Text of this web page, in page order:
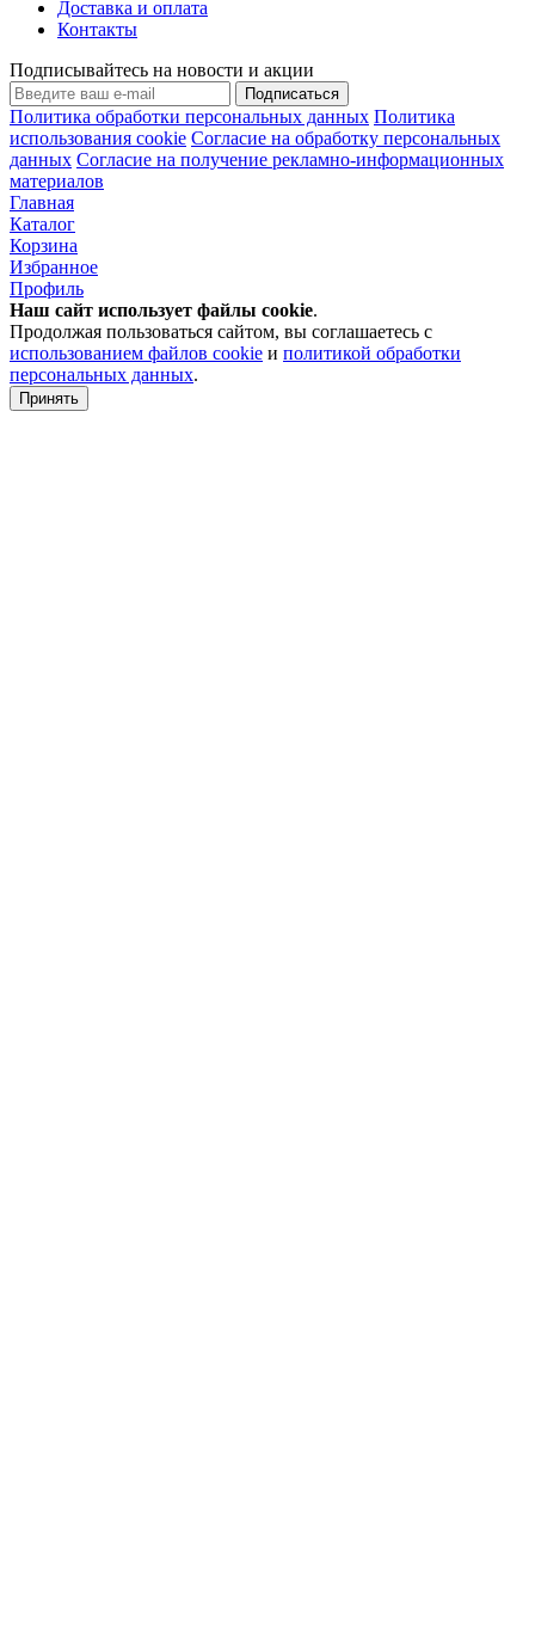
Доставка и оплата
Контакты
Подписывайтесь на новости и акции
Подписаться
Политика обработки персональных данных Политика
использования cookie Согласие на обработку персональных
данных Согласие на получение рекламно-информационных
материалов
Главная
Каталог
Корзина
Избранное
Профиль
Наш сайт использует файлы cookie.
Продолжая пользоваться сайтом, вы соглашаетесь с
использованием файлов cookie и политикой обработки
персональных данных.
Принять